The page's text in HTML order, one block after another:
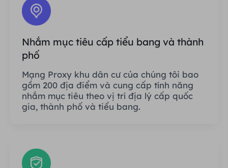
Nhắm mục tiêu cấp tiểu bang và thành
phố
Mạng Proxy khu dân cư của chúng tôi bao
gồm 200 địa điểm và cung cấp tính năng
nhắm mục tiêu theo vị trí địa lý cấp quốc
gia, thành phố và tiểu bang.